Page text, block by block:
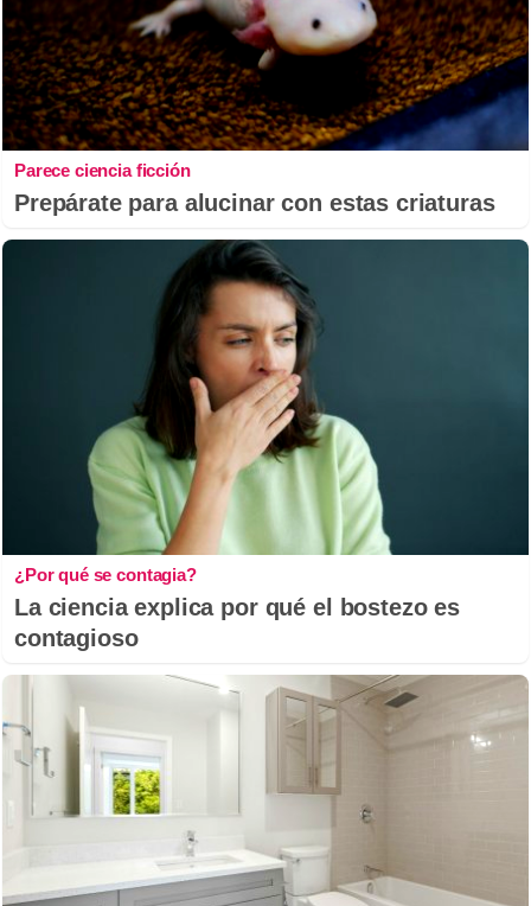
Parece ciencia ficción
Prepárate para alucinar con estas criaturas
¿Por qué se contagia?
La ciencia explica por qué el bostezo es
contagioso